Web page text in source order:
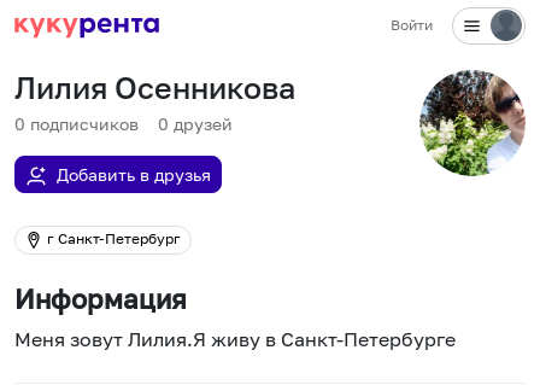
Войти
Лилия Осенникова
0 подписчиков 0 друзей
Добавить в друзья
г Санкт-Петербург
Информация
Меня зовут Лилия.Я живу в Санкт-Петербурге